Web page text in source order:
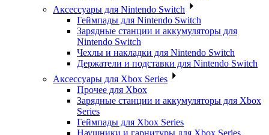
Аксессуары для Nintendo Switch
Геймпады для Nintendo Switch
Зарядные станции и аккумуляторы для
Nintendo Switch
Чехлы и накладки для Nintendo Switch
Держатели и подставки для Nintendo Switch
Аксессуары для Xbox Series
Прочее для Xbox
Зарядные станции и аккумуляторы для Xbox
Series
Геймпады для Xbox Series